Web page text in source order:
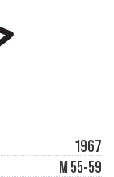
1967
М 55-59